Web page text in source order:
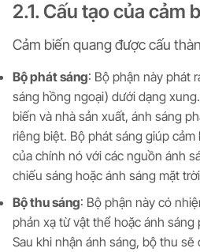
2.1. Cấu tạo của cảm
Cảm biến quang được cấu
Bộ phát sáng: Bộ phận này phát
sáng hồng ngoại) dưới dạng
biến và nhà sản xuất, ánh sáng
riêng biệt. Bộ phát sáng giúp
của chính nó với các nguồn ánh
chiếu sáng hoặc ánh sáng mặt
Bộ thu sáng: Bộ phận này có
phản xạ từ vật thể hoặc ánh sáng
Sau khi nhận ánh sáng, bộ thu